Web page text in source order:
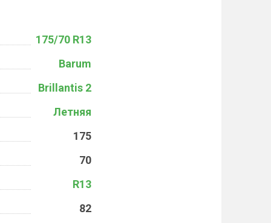
175/70 R13
Barum
Brillantis 2
Летняя
175
70
R13
82